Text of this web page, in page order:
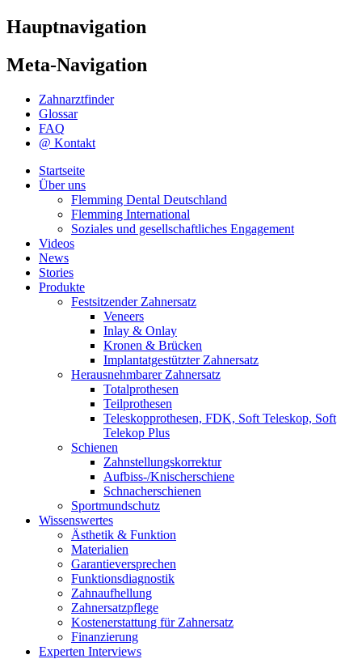
Hauptnavigation
Meta-Navigation
Zahnarztfinder
Glossar
FAQ
@ Kontakt
Startseite
Über uns
Flemming Dental Deutschland
Flemming International
Soziales und gesellschaftliches Engagement
Videos
News
Stories
Produkte
Festsitzender Zahnersatz
Veneers
Inlay & Onlay
Kronen & Brücken
Implantatgestützter Zahnersatz
Herausnehmbarer Zahnersatz
Totalprothesen
Teilprothesen
Teleskopprothesen, FDK, Soft Teleskop, Soft
Telekop Plus
Schienen
Zahnstellungskorrektur
Aufbiss-/Knischerschiene
Schnacherschienen
Sportmundschutz
Wissenswertes
Ästhetik & Funktion
Materialien
Garantieversprechen
Funktionsdiagnostik
Zahnaufhellung
Zahnersatzpflege
Kostenerstattung für Zahnersatz
Finanzierung
Experten Interviews